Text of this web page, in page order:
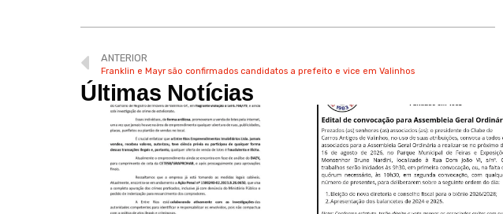
ANTERIOR
Franklin e Mayr são confirmados candidatos a prefeito e vice em Valinhos
Últimas Notícias